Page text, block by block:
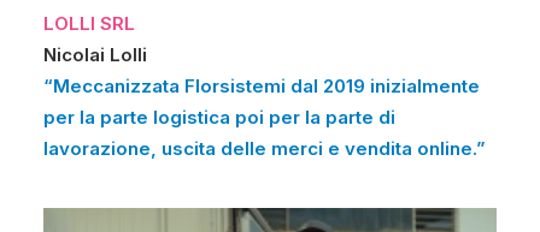
LOLLI SRL
Nicolai Lolli
“Meccanizzata Florsistemi dal 2019 inizialmente
per la parte logistica poi per la parte di
lavorazione, uscita delle merci e vendita online.”